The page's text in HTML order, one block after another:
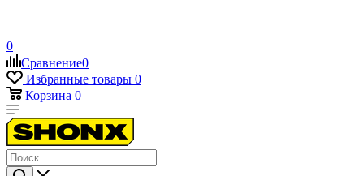
0
Сравнение0
Избранные товары 0
Корзина 0